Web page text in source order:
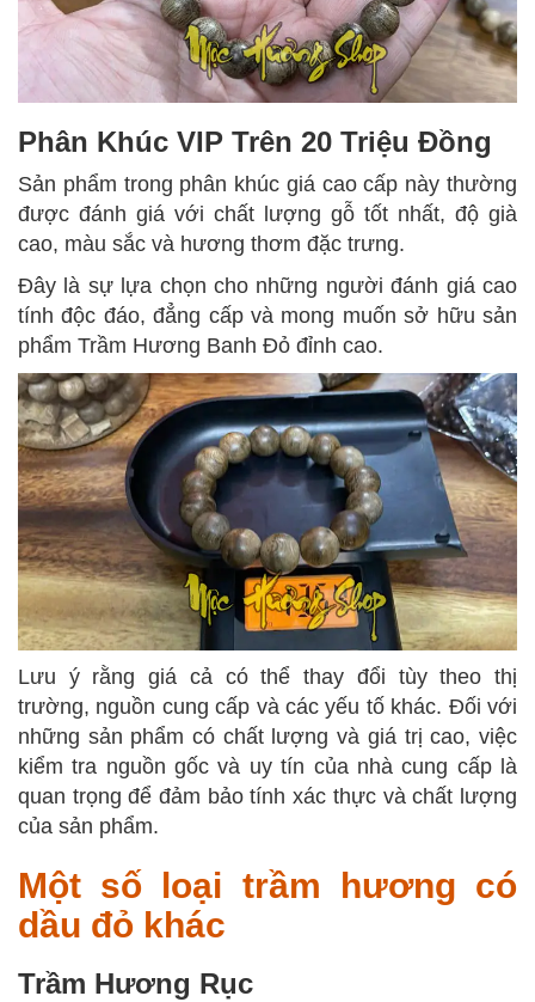
Phân Khúc VIP Trên 20 Triệu Đồng
Sản phẩm trong phân khúc giá cao cấp này thường
được đánh giá với chất lượng gỗ tốt nhất, độ già
cao, màu sắc và hương thơm đặc trưng.
Đây là sự lựa chọn cho những người đánh giá cao
tính độc đáo, đẳng cấp và mong muốn sở hữu sản
phẩm Trầm Hương Banh Đỏ đỉnh cao.
Lưu ý rằng giá cả có thể thay đổi tùy theo thị
trường, nguồn cung cấp và các yếu tố khác. Đối với
những sản phẩm có chất lượng và giá trị cao, việc
kiểm tra nguồn gốc và uy tín của nhà cung cấp là
quan trọng để đảm bảo tính xác thực và chất lượng
của sản phẩm.
Một số loại trầm hương có
dầu đỏ khác
Trầm Hương Rục